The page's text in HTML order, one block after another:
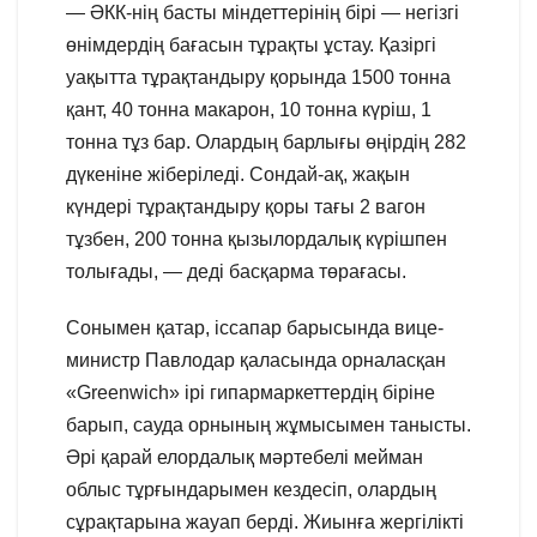
— ӘКК-нің басты міндеттерінің бірі — негізгі
өнімдердің бағасын тұрақты ұстау. Қазіргі
уақытта тұрақтандыру қорында 1500 тонна
қант, 40 тонна макарон, 10 тонна күріш, 1
тонна тұз бар. Олардың барлығы өңірдің 282
дүкеніне жіберіледі. Сондай-ақ, жақын
күндері тұрақтандыру қоры тағы 2 вагон
тұзбен, 200 тонна қызылордалық күрішпен
толығады, — деді басқарма төрағасы.
Сонымен қатар, іссапар барысында вице-
министр Павлодар қаласында орналасқан
«Greenwich» ірі гипармаркеттердің біріне
барып, сауда орнының жұмысымен танысты.
Әрі қарай елордалық мәртебелі мейман
облыс тұрғындарымен кездесіп, олардың
сұрақтарына жауап берді. Жиынға жергілікті